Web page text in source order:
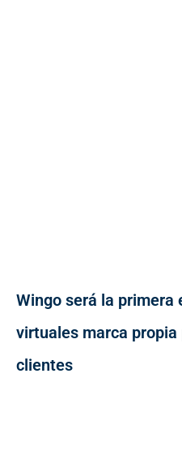
Wingo será la primera
virtuales marca
clientes